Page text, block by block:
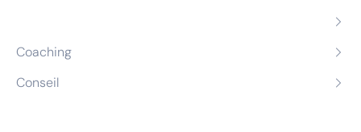
Coaching
Conseil